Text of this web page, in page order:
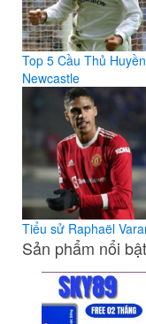
Top 5 Cầu Thủ
Newcastle
Tiểu sử Raphaël
Sản phẩm nổi bật